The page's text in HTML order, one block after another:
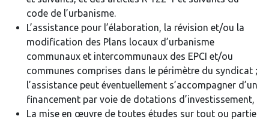
code de l’urbanisme.
L’assistance pour l’élaboration, la révision et/ou la
modification des Plans locaux d’urbanisme
communaux et intercommunaux des EPCI et/ou
communes comprises dans le périmètre du syndicat ;
l’assistance peut éventuellement s’accompagner d’un
financement par voie de dotations d’investissement,
La mise en œuvre de toutes études sur tout ou partie